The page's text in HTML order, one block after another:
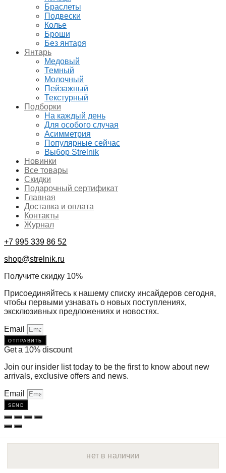
нет в наличии
Браслеты
Подвески
Колье
Броши
Без янтаря
Янтарь
Медовый
Темный
Молочный
Пейзажный
Текстурный
Подборки
На каждый день
Для особого случая
Асимметрия
Популярные сейчас
Выбор Strelnik
Новинки
Все товары
Скидки
Подарочный сертификат
Главная
Доставка и оплата
Контакты
Журнал
+7 995 339 86 52
shop@strelnik.ru
Получите скидку 10%
Присоединяйтесь к нашему списку инсайдеров сегодня,
чтобы первыми узнавать о новых поступлениях,
эксклюзивных предложениях и новостях.
Email
отправить
Get a 10% discount
Join our insider list today to be the first to know about new
arrivals, exclusive offers and news.
Email
send